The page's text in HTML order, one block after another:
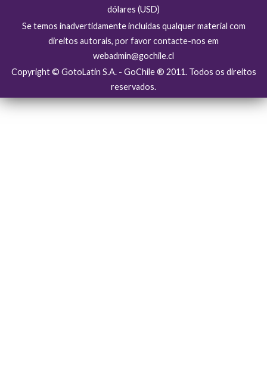
dólares (USD)
Se temos inadvertidamente incluídas qualquer material com
direitos autorais, por favor contacte-nos em
webadmin@gochile.cl
Copyright © GotoLatin S.A. - GoChile ® 2011. Todos os direitos
reservados.